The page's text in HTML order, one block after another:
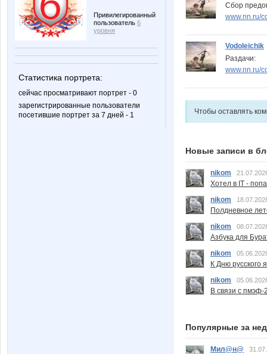
Привилегированный
пользователь 6
уровня
Статистика портрета:
сейчас просматривают портрет - 0
зарегистрированные пользователи
посетившие портрет за 7 дней - 1
Сбор
www.nn.ru/
Vodoleichik
Раздачи:
www.nn.ru/
Чтобы оставлять
Новые записи в
nikom
Хотел в IT -
nikom
Полдневное
nikom
Азбука для
nikom
К Дню русского
nikom
В связи с пмэф-
Популярные за
Мил@н@